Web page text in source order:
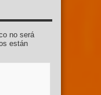
no será
están